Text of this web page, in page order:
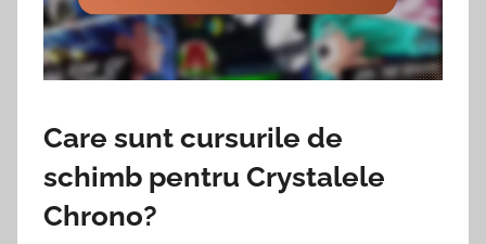
Care sunt cursurile de
schimb pentru Crystalele
Chrono?